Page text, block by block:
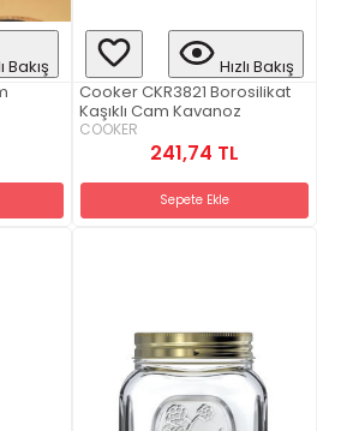
Bakış
Hızlı Bakış
Cooker CKR3821 Borosilikat
Kaşıklı Cam Kavanoz
COOKER
241,74 TL
Sepete Ekle